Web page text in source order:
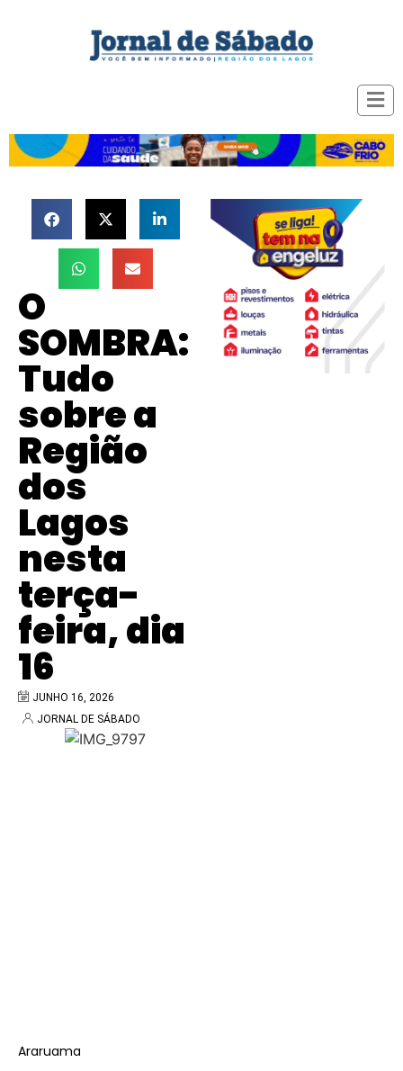
O
SOMBRA:
Tudo
sobre a
Região
dos
Lagos
nesta
terça-
feira, dia
16
JUNHO 16, 2026
JORNAL DE SÁBADO
Araruama